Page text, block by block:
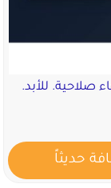
حديثاً